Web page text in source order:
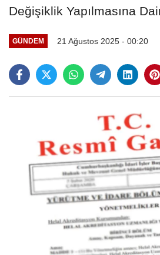
Değişiklik Yapılmasına
GÜNDEM 21 Ağustos 2025 - 00:20